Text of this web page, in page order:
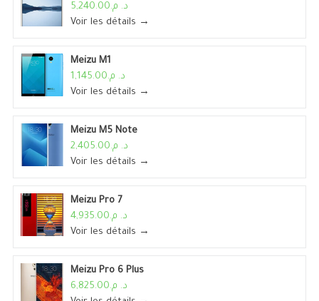
د. م.5,240.00
Voir les détails →
Meizu M1
د. م.1,145.00
Voir les détails →
Meizu M5 Note
د. م.2,405.00
Voir les détails →
Meizu Pro 7
د. م.4,935.00
Voir les détails →
Meizu Pro 6 Plus
د. م.6,825.00